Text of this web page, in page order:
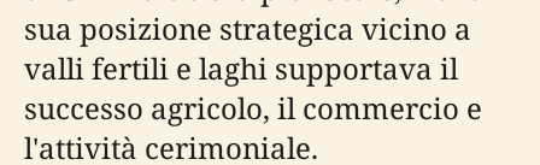
sua posizione strategica vicino a
valli fertili e laghi supportava il
successo agricolo, il commercio e
l'attività cerimoniale.